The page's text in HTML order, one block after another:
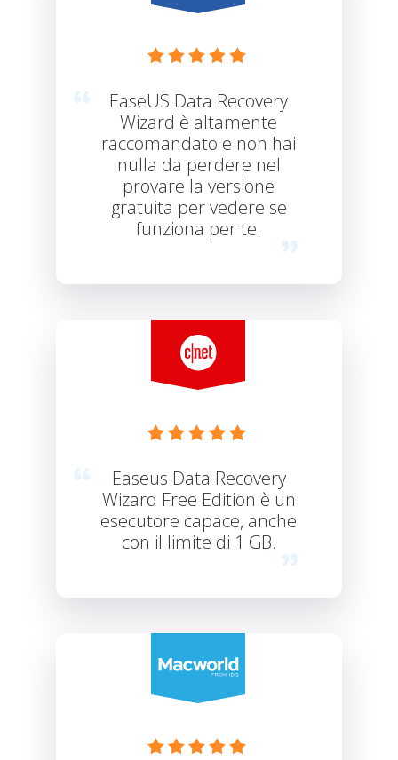
    
EaseUS Data Recovery
Wizard è altamente
raccomandato e non hai
nulla da perdere nel
provare la versione
gratuita per vedere se
funziona per te.
    
Easeus Data Recovery
Wizard Free Edition è un
esecutore capace, anche
con il limite di 1 GB.
    